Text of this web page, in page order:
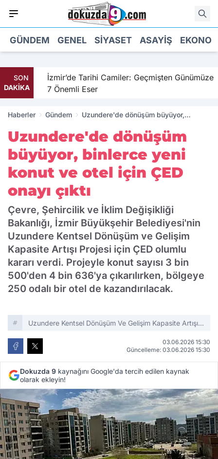
GÜNDEM GENEL SIYASET ASAYIŞ
SON
DAKİKA
İzmir’de Tarihi Camiler: Geçmişten Günümüze
7 Önemli Eser
Haberler Gündem
Uzundere'de dönüşüm büyüyor,
onayı çıktı
Uzundere'de dönüşüm
büyüyor, binlerce yeni
konut ve otel için ÇED
onayı çıktı
Çevre, Şehircilik ve İklim Değişikliği
Bakanlığı, İzmir Büyükşehir Belediyesi'nin
Uzundere Kentsel Dönüşüm ve Gelişim
Kapasite Artışı Projesi için ÇED olumlu
kararı verdi. Projeyle konut sayısı 3 bin
500'den 4 bin 636'ya çıkarılırken, bölgeye
250 odalı bir otel de kazandırılacak.
Uzundere Kentsel Dönüşüm Ve Gelişim Kapasite Artışı
03.06.2026 15:30
Güncelleme: 03.06.2026 15:30
Dokuzda 9 kaynağını Google'da tercih edilen kaynak
olarak ekleyin!